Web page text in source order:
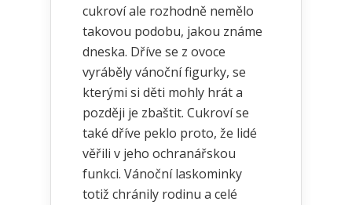
cukroví ale rozhodně nemělo
takovou podobu, jakou známe
dneska. Dříve se z ovoce
vyráběly vánoční figurky, se
kterými si děti mohly hrát a
později je zbaštit. Cukroví se
také dříve peklo proto, že lidé
věřili v jeho ochranářskou
funkci. Vánoční laskominky
totiž chránily rodinu a celé